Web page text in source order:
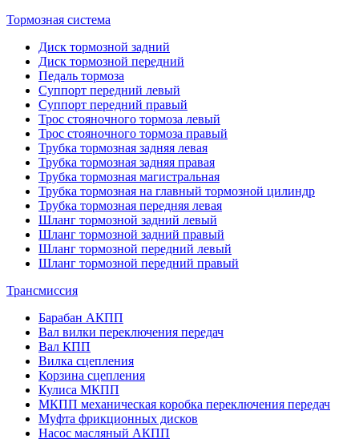
Тормозная система
Диск тормозной задний
Диск тормозной передний
Педаль тормоза
Суппорт передний левый
Суппорт передний правый
Трос стояночного тормоза левый
Трос стояночного тормоза правый
Трубка тормозная задняя левая
Трубка тормозная задняя правая
Трубка тормозная магистральная
Трубка тормозная на главный тормозной цилиндр
Трубка тормозная передняя левая
Шланг тормозной задний левый
Шланг тормозной задний правый
Шланг тормозной передний левый
Шланг тормозной передний правый
Трансмиссия
Барабан АКПП
Вал вилки переключения передач
Вал КПП
Вилка сцепления
Корзина сцепления
Кулиса МКПП
МКПП механическая коробка переключения передач
Муфта фрикционных дисков
Насос масляный АКПП